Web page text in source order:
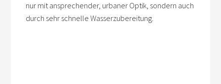
nur mit ansprechender, urbaner Optik, sondern auch
durch sehr schnelle Wasserzubereitung.